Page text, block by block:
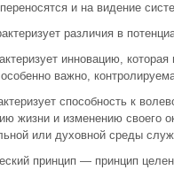
и на видение
различия в
инновацию,
важно,
способность к
жизни и изменению
или духовной среды
принцип — принцип